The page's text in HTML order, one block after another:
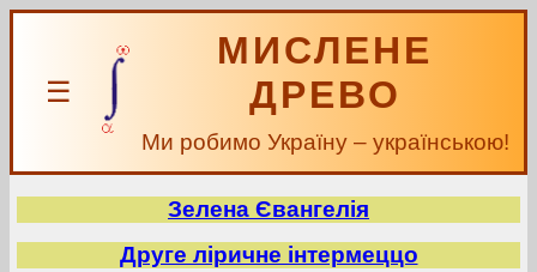
☰
МИСЛЕНЕ
ДРЕВО
Ми робимо Україну – українською!
Зелена Євангелія
Друге ліричне інтермеццо